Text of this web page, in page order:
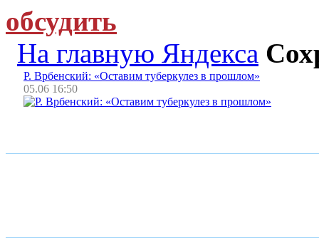
обсудить
На главную Яндекса
Р. Врбенский: «Оставим туберкулез в прошлом»
05.06 16:50